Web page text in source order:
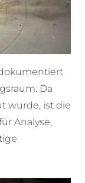
Da
wurde, ist die
Analyse,